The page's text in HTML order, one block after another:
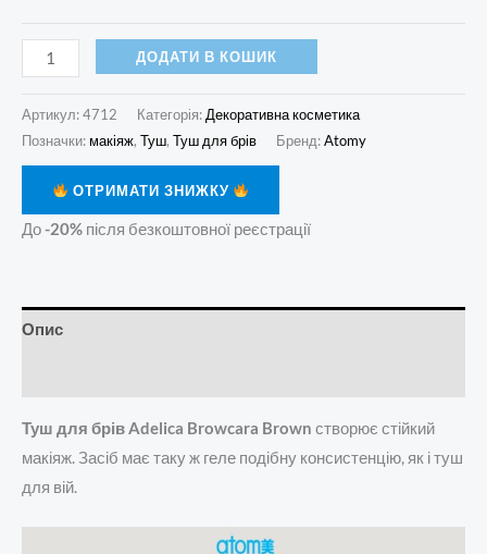
ДОДАТИ В КОШИК
Артикул:4712 Категорія:Декоративна косметика
Позначки:макіяж, Туш, Туш для брів Бренд:Atomy
ОТРИМАТИ ЗНИЖКУ
До-20% після безкоштовної реєстрації
Опис
Туш для брів Adelica Browcara Brown створює стійкий
макіяж. Засіб має таку ж геле подібну консистенцію, як і туш
для вій.